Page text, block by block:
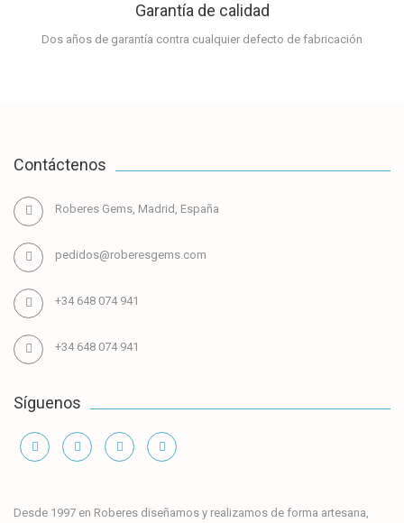
Garantía de calidad
Dos años de garantía contra cualquier defecto de fabricación
Contáctenos
Roberes Gems, Madrid, España
pedidos@roberesgems.com
+34 648 074 941
+34 648 074 941
Síguenos
Desde 1997 en Roberes diseñamos y realizamos de forma artesana,
Información